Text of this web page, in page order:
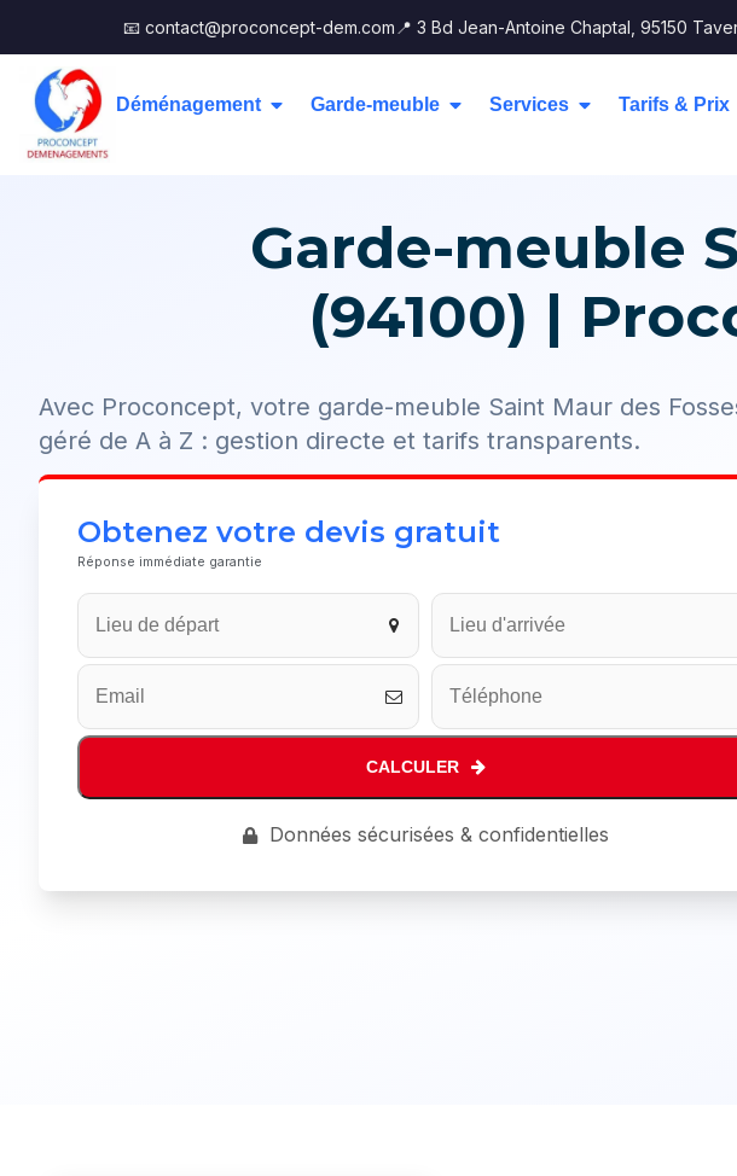
📧 contact@proconcept-dem.com 📍 3 Bd Jean-Antoine Chaptal, 95150
Déménagement Garde-meuble Services Tarifs & Prix
Garde-meuble
(94100) |
Avec Proconcept, votre garde-meuble Saint Maur des
géré de A à Z : gestion directe et tarifs transparents.
Obtenez votre devis gratuit
Réponse immédiate garantie
CALCULER
Données sécurisées & confidentielles